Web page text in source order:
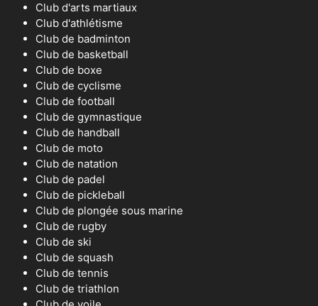
Club d'arts martiaux
Club d'athlétisme
Club de badminton
Club de basketball
Club de boxe
Club de cyclisme
Club de football
Club de gymnastique
Club de handball
Club de moto
Club de natation
Club de padel
Club de pickleball
Club de plongée sous marine
Club de rugby
Club de ski
Club de squash
Club de tennis
Club de triathlon